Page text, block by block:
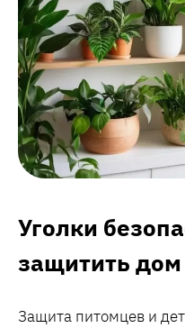
Уголки
защитить
Защита питомцев и